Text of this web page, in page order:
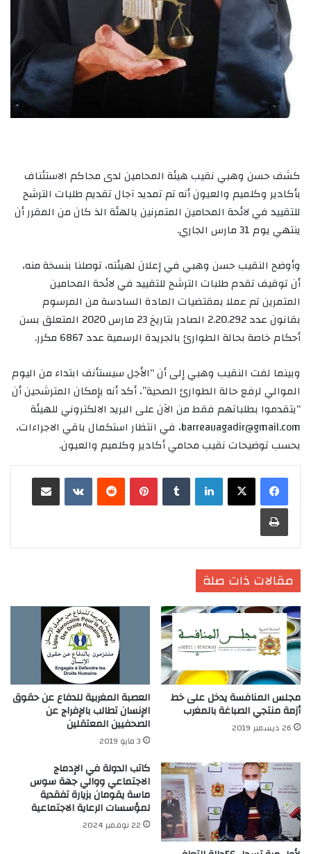
كشف حسن وهبي نقيب هيئة المحامين لدى محاكم الاستئناف
بأكادير وكلميم والعيون أنه تم تمديد آجال تقديم طلبات الترشح
للتقييد في لائحة المحامين المتمرنين بالهئة الذ كان من المقرر أن
ينتهي يوم 31 مارس الجاري.
وأوضح النقيب حسن وهبي في إعلان لهيئته، توصلنا بنسخة منه،
أن توقيف تقدم طلبات الترشح للتقييد في لائحة المحامين
المتمرين تم عملا بمقتضيات المادة السادسة من المرسوم
بقانون عدد 2.20.292 الصادر بتاريخ 23 مارس 2020 المتعلق بسن
أحكام خاصة بحالة الطوارئ بالجريدة الرسمية عدد 6867 مكرر.
وبينما لفت النقيب وهبي إلى أن “الأجل سيستأنف ابتداء من اليوم
الموالي لرفع حالة الطوارئ الصحية”، أكد أنه بإمكان المترشحين أن
“يتقدموا بطلباتهم فقط من الآن على البريد الالكتروني للهيئة
barreauagadir@gmail.com، في انتظار استكمال باقي الاجراءات،
بحسب توضيحات نقيب محامي أكادير وكلميم والعيون.
لينكدإن بينتيريست
طباعة
مقالات ذات صلة
مجلس المنافسة يدخل على خط
أزمة منتجي الصباغة بالمغرب
26 ديسمبر 2019
العصبة المغربية للدفاع عن حقوق
الإنسان تطالب بالإفراج عن
الصحفيين المعتقلين
3 مايو 2019
كاتب الدولة في الإدماج
الاجتماعي ووالي جهة سوس
ماسة يقومان بزيارة تفقدية
لمؤسسات الرعاية الاجتماعية
22 نوفمبر 2024